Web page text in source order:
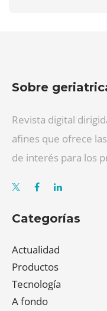
Sobre
Revista digital
afines que ofrece
de interés para los
Categorías
Actualidad
Productos
Tecnología
A fondo